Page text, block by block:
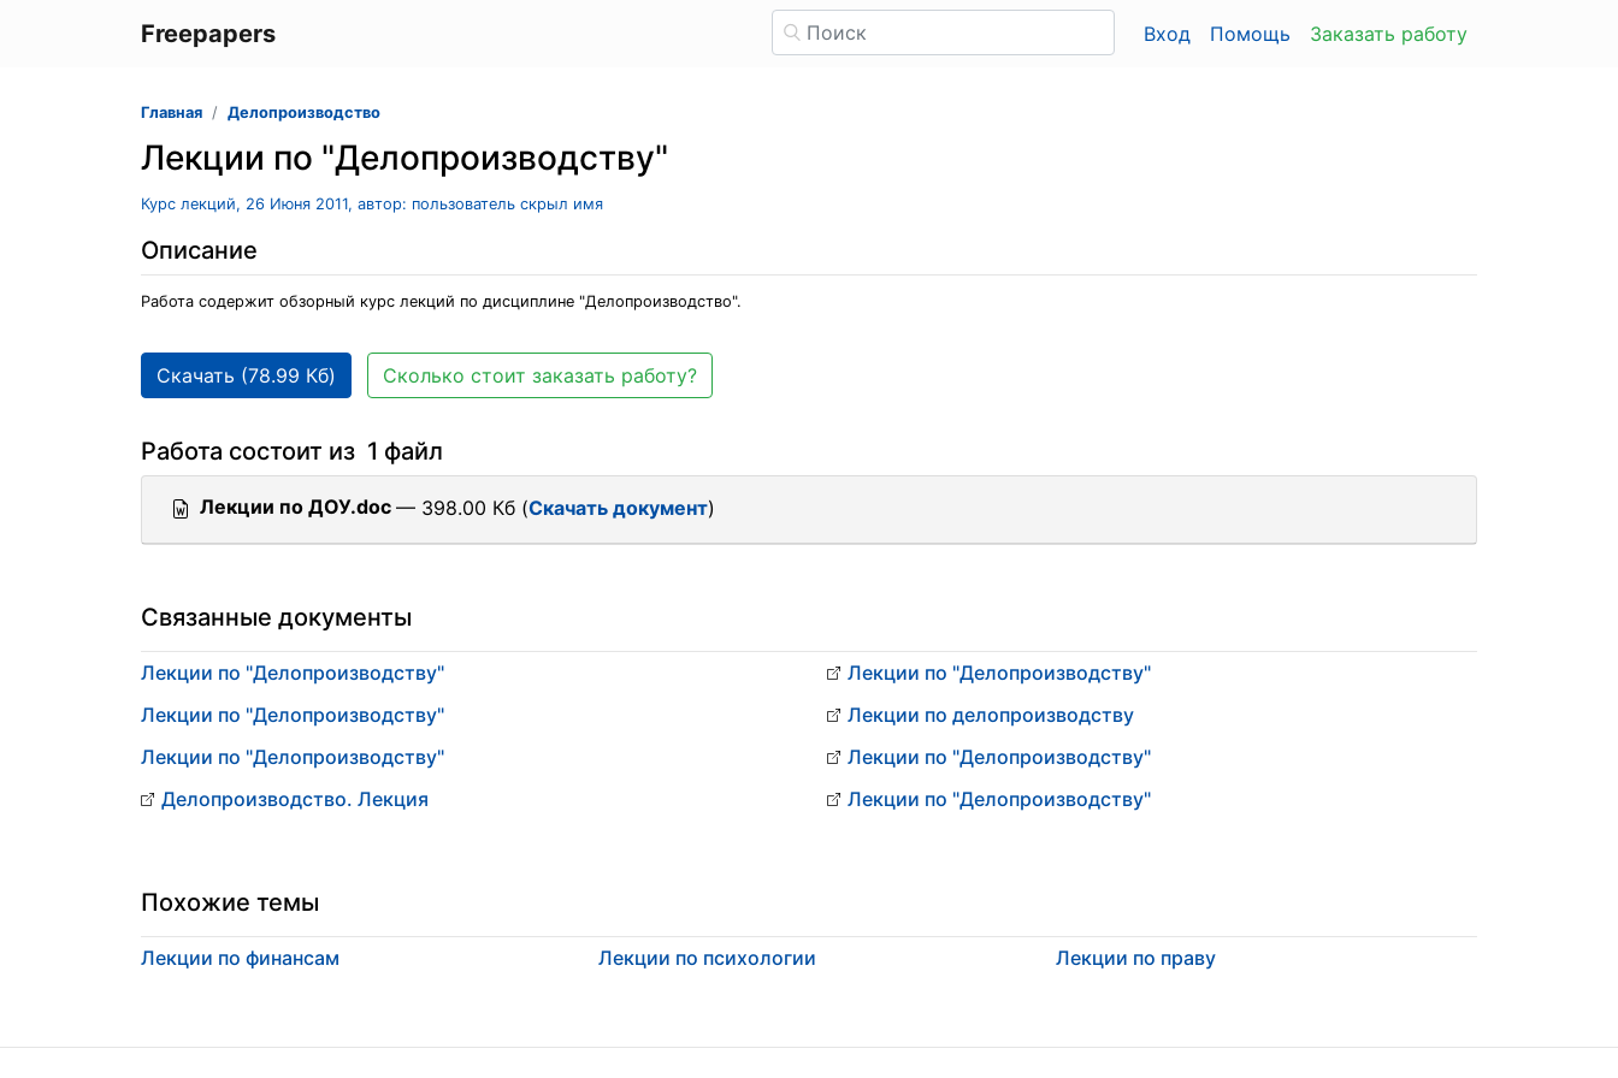
Freepapers Вход Помощь Заказать работу
Главная Делопроизводство
Лекции по "Делопроизводству"
Курс лекций, 26 Июня 2011, автор: пользователь скрыл имя
Описание
Работа содержит обзорный курс лекций по дисциплине "Делопроизводство".
Скачать (78.99 Кб) Сколько стоит заказать работу?
Работа состоит из 1 файл
Лекции по ДОУ.doc — 398.00 Кб (Скачать документ)
Связанные документы
Лекции по "Делопроизводству"
Лекции по "Делопроизводству"
Лекции по "Делопроизводству"
Делопроизводство. Лекция
Лекции по "Делопроизводству"
Лекции по делопроизводству
Лекции по "Делопроизводству"
Лекции по "Делопроизводству"
Похожие темы
Лекции по финансам Лекции по психологии Лекции по праву